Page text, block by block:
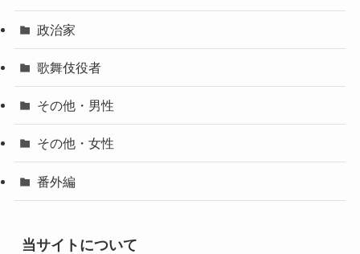
政治家
歌舞伎役者
その他・男性
その他・女性
番外編
当サイトについて